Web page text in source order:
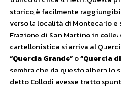
storico, è facilmente
verso la località di Montecarlo e
Frazione di San Martino in colle:
cartellonistica si arriva al
“Quercia Grande”o“Quercia
sembra che da questo albero lo
detto Collodi avesse tratto